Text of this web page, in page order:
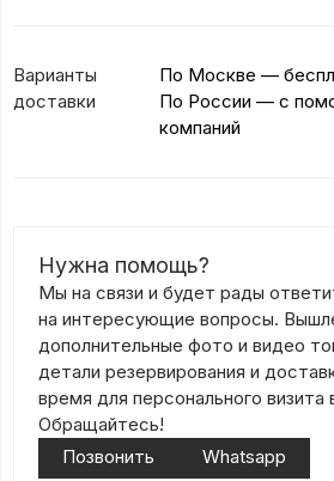
Варианты
доставки
По Москве —
По России — с
компаний
Нужна помощь?
Мы на связи и будет рады
на интересующие вопросы.
дополнительные фото и видео
детали резервирования и
время для персонального визита
Обращайтесь!
Позвонить
Whatsapp